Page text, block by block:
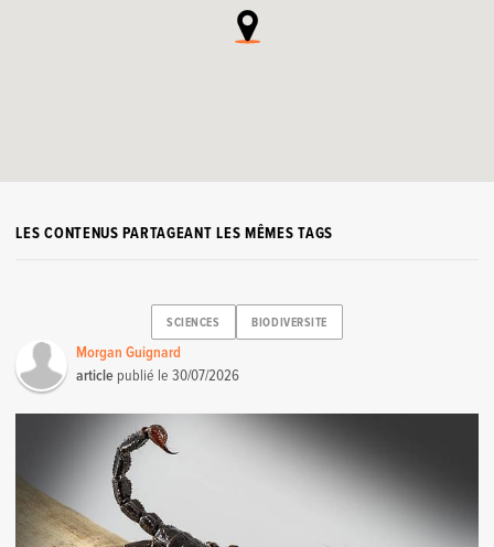
LES CONTENUS PARTAGEANT LES MÊMES TAGS
SCIENCES BIODIVERSITE
Morgan Guignard
article publié le30/07/2026